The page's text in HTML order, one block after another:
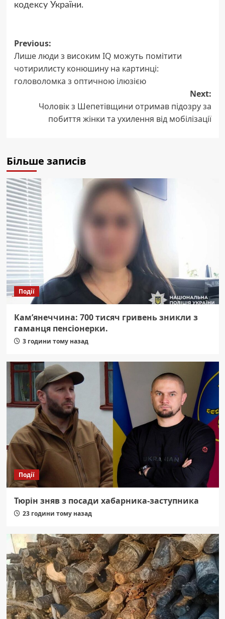
кодексу України.
Post
navigation
Previous:
Лише люди з високим IQ можуть помітити
чотирилисту конюшину на картинці:
головоломка з оптичною ілюзією
Next:
Чоловік з Шепетівщини отримав підозру за
побиття жінки та ухилення від мобілізації
Більше записів
Події
Кам’янеччина: 700 тисяч гривень зникли з
гаманця пенсіонерки.
3 години тому назад
Події
Тюрін зняв з посади хабарника-заступника
23 години тому назад